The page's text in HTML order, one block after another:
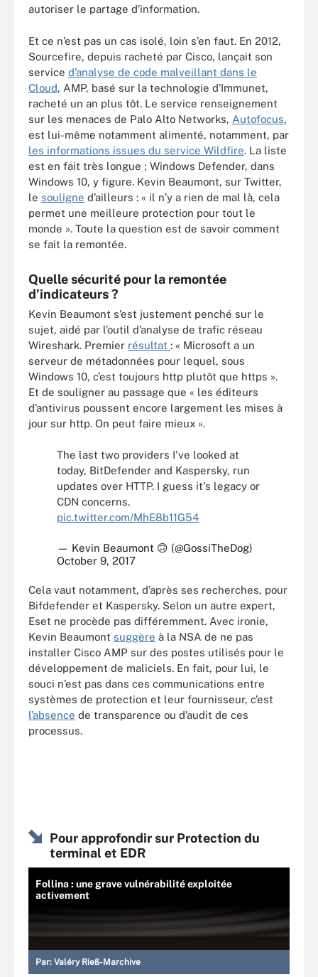
autoriser le partage d’information.
Et ce n’est pas un cas isolé, loin s’en faut. En 2012,
Sourcefire, depuis racheté par Cisco, lançait son
service d’analyse de code malveillant dans le
Cloud, AMP, basé sur la technologie d’Immunet,
racheté un an plus tôt. Le service renseignement
sur les menaces de Palo Alto Networks, Autofocus,
est lui-même notamment alimenté, notamment, par
les informations issues du service Wildfire. La liste
est en fait très longue ; Windows Defender, dans
Windows 10, y figure. Kevin Beaumont, sur Twitter,
le souligne d’ailleurs : « il n’y a rien de mal là, cela
permet une meilleure protection pour tout le
monde ». Toute la question est de savoir comment
se fait la remontée.
Quelle sécurité pour la remontée
d’indicateurs ?
Kevin Beaumont s’est justement penché sur le
sujet, aidé par l’outil d’analyse de trafic réseau
Wireshark. Premier résultat : « Microsoft a un
serveur de métadonnées pour lequel, sous
Windows 10, c’est toujours http plutôt que https ».
Et de souligner au passage que « les éditeurs
d’antivirus poussent encore largement les mises à
jour sur http. On peut faire mieux ».
The last two providers I've looked at
today, BitDefender and Kaspersky, run
updates over HTTP. I guess it's legacy or
CDN concerns.
pic.twitter.com/MhE8b11G54
— Kevin Beaumont 🙃 (@GossiTheDog)
October 9, 2017
Cela vaut notamment, d’après ses recherches, pour
Bifdefender et Kaspersky. Selon un autre expert,
Eset ne procède pas différemment. Avec ironie,
Kevin Beaumont suggère à la NSA de ne pas
installer Cisco AMP sur des postes utilisés pour le
développement de maliciels. En fait, pour lui, le
souci n’est pas dans ces communications entre
systèmes de protection et leur fournisseur, c’est
l’absence de transparence ou d’audit de ces
processus.
Pour approfondir sur Protection du
terminal et EDR
Follina : une grave vulnérabilité exploitée
activement
Par: Valéry Rieß-Marchive